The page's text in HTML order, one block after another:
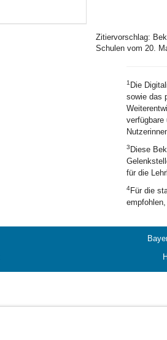
Zitiervorschlag:
Schulen vom 20.
1 Die
sowie das
verfügbare
3 Diese
für die
4Für die